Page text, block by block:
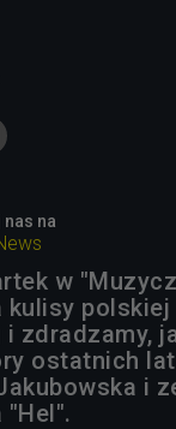
nas na
w
kulisy polskiej
i zdradzamy,
ostatnich
i
"Hel".